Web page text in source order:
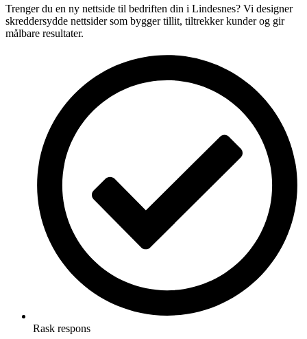
Trenger du en ny nettside til bedriften din i Lindesnes? Vi designer
skreddersydde nettsider som bygger tillit, tiltrekker kunder og gir
målbare resultater.
Rask respons